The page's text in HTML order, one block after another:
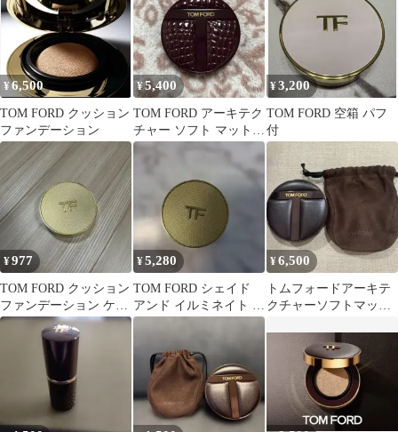
¥6,500
TOM FORD クッション
ファンデーション
¥5,400
TOM FORD アーキテク
チャー ソフト マット
クッション
¥3,200
TOM FORD 空箱 パフ
付
¥977
TOM FORD クッション
ファンデーション ケー
ス
¥5,280
TOM FORD シェイド
アンド イルミネイト ク
ッション 0.4ローズ
¥6,500
トムフォードアーキテ
クチャーソフトマット